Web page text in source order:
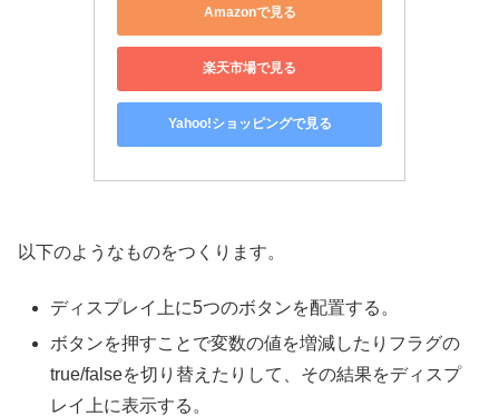
Amazonで見る
楽天市場で見る
Yahoo!ショッピングで見る
以下のようなものをつくります。
ディスプレイ上に5つのボタンを配置する。
ボタンを押すことで変数の値を増減したりフラグの
true/falseを切り替えたりして、その結果をディスプ
レイ上に表示する。